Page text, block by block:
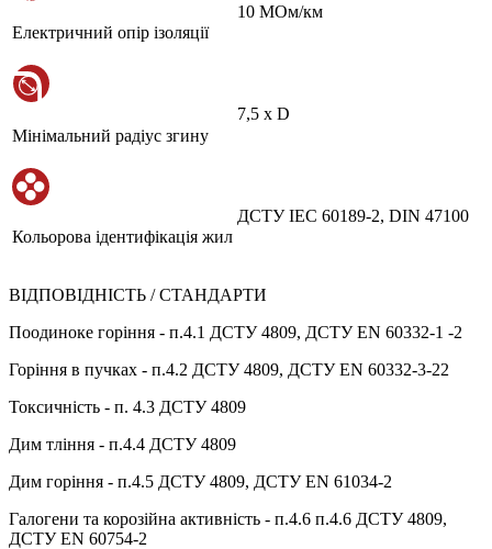
Електричний опір ізоляції
10 МОм/км
Мінімальний радіус згину
7,5 х D
Кольорова ідентифікація жил
ДСТУ IEC 60189-2, DIN 47100
ВІДПОВІДНІСТЬ / СТАНДАРТИ
Поодиноке горіння - п.4.1 ДСТУ 4809, ДСТУ EN 60332-1 -2
Горіння в пучках - п.4.2 ДСТУ 4809, ДСТУ EN 60332-3-22
Токсичність - п. 4.3 ДСТУ 4809
Дим тління - п.4.4 ДСТУ 4809
Дим горіння - п.4.5 ДСТУ 4809, ДСТУ EN 61034-2
Галогени та корозійна активність - п.4.6 п.4.6 ДСТУ 4809,
ДСТУ EN 60754-2